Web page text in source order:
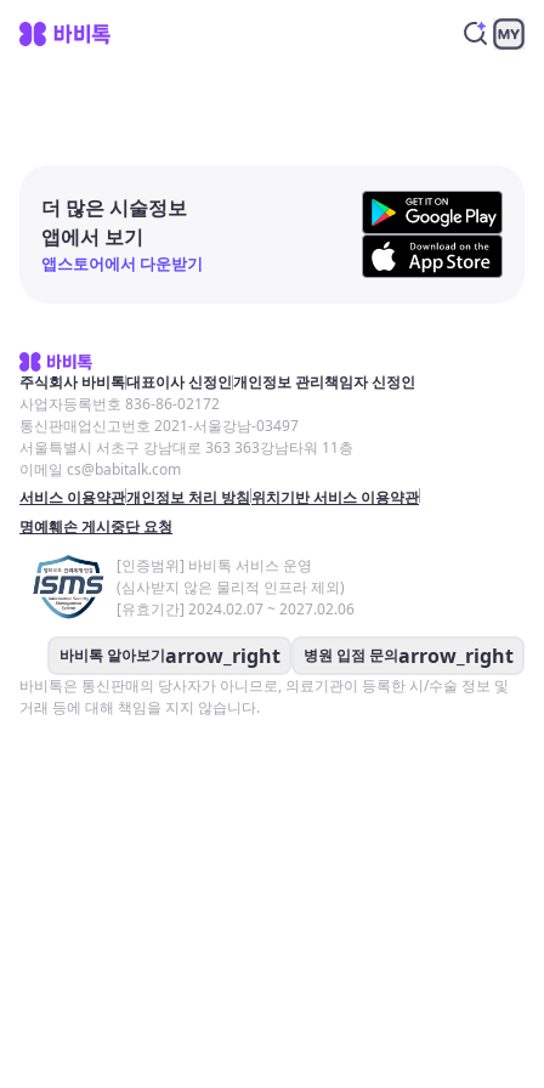
더 많은 시술정보
앱에서 보기
앱스토어에서 다운받기
주식회사 바비톡대표이사 신정인개인정보 관리책임자 신정인
사업자등록번호 836-86-02172
통신판매업신고번호 2021-서울강남-03497
서울특별시 서초구 강남대로 363 363강남타워 11층
이메일 cs@babitalk.com
서비스 이용약관개인정보 처리 방침위치기반 서비스 이용약관
명예훼손 게시중단 요청
[인증범위] 바비톡 서비스 운영
(심사받지 않은 물리적 인프라 제외)
[유효기간] 2024.02.07 ~ 2027.02.06
바비톡 알아보기arrow_right 병원 입점 문의arrow_right
바비톡은 통신판매의 당사자가 아니므로, 의료기관이 등록한 시/수술 정보 및
거래 등에 대해 책임을 지지 않습니다.